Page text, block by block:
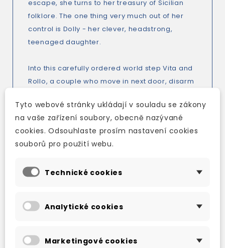
escape, she turns to her treasury of Sicilian
folklore. The one thing very much out of her
control is Dolly - her clever, headstrong,
teenaged daughter.
Into this carefully ordered world step Vita and
Rollo, a couple who move in next door, disarm
deliciously break just about every rule in
Sunday's book. Soon they are in and out of
each others' homes, and Sunday feels loved
and accepted like never before. But beneath
something darker. For beneath Vita's charm
ambition - to have a daughter just like Dolly, all
to herself.
Tyto webové stránky ukládají v souladu se zákony
na vaše zařízení soubory, obecně nazývané
cookies. Odsouhlaste prosím nastavení cookies
souborů pro použití webu.
Technické cookies
Analytické cookies
Marketingové cookies